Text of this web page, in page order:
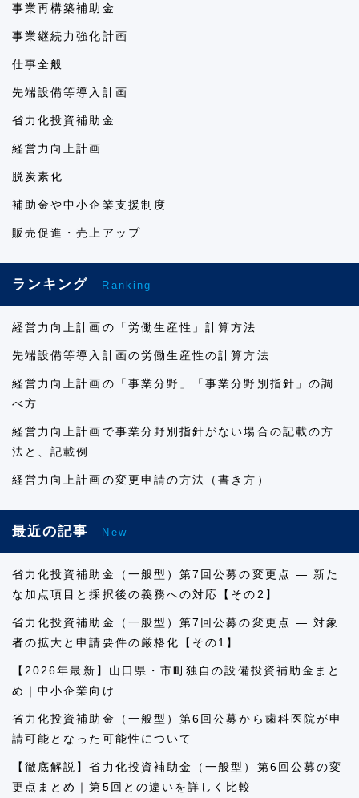
事業再構築補助金
事業継続力強化計画
仕事全般
先端設備等導入計画
省力化投資補助金
経営力向上計画
脱炭素化
補助金や中小企業支援制度
販売促進・売上アップ
ランキング Ranking
経営力向上計画の「労働生産性」計算方法
先端設備等導入計画の労働生産性の計算方法
経営力向上計画の「事業分野」「事業分野別指針」の調
べ方
経営力向上計画で事業分野別指針がない場合の記載の方
法と、記載例
経営力向上計画の変更申請の方法（書き方）
最近の記事 New
省力化投資補助金（一般型）第7回公募の変更点 ― 新た
な加点項目と採択後の義務への対応【その2】
省力化投資補助金（一般型）第7回公募の変更点 ― 対象
者の拡大と申請要件の厳格化【その1】
【2026年最新】山口県・市町独自の設備投資補助金まと
め｜中小企業向け
省力化投資補助金（一般型）第6回公募から歯科医院が申
請可能となった可能性について
【徹底解説】省力化投資補助金（一般型）第6回公募の変
更点まとめ｜第5回との違いを詳しく比較